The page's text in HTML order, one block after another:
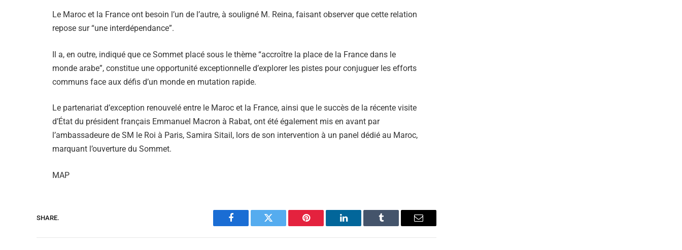
Le Maroc et la France ont besoin l’un de l’autre, à souligné M. Reina, faisant observer que cette relation
repose sur “une interdépendance”.
Il a, en outre, indiqué que ce Sommet placé sous le thème “accroître la place de la France dans le
monde arabe”, constitue une opportunité exceptionnelle d’explorer les pistes pour conjuguer les efforts
communs face aux défis d’un monde en mutation rapide.
Le partenariat d’exception renouvelé entre le Maroc et la France, ainsi que le succès de la récente visite
d’État du président français Emmanuel Macron à Rabat, ont été également mis en avant par
l’ambassadeure de SM le Roi à Paris, Samira Sitail, lors de son intervention à un panel dédié au Maroc,
marquant l’ouverture du Sommet.
MAP
SHARE.
Facebook Twitter Pinterest LinkedIn Tumblr Email